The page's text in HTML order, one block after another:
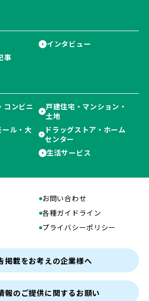
インタビュー
事
コンビニ
戸建住宅・マンション・
土地
ール・大
ドラッグストア・ホーム
センター
生活サービス
お問い合わせ
各種ガイドライン
プライバシーポリシー
掲載をお考えの企業様へ
報のご提供に関するお願い